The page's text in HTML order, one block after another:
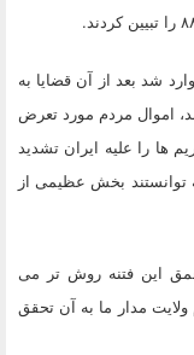
در کشور وارد شد بعد از آن قضایا به
اموال مردم مورد تعرض
ها را علیه ایران تشدید
توانستند بخش عظیمی از
این فتنه روش تر می
مردم ولایت مدار ما به آن تحقق